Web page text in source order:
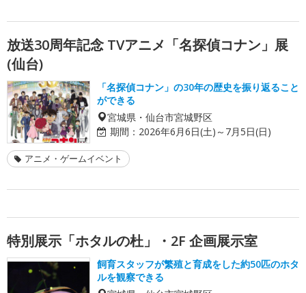
放送30周年記念 TVアニメ「名探偵コナン」展
(仙台)
「名探偵コナン」の30年の歴史を振り返ること
ができる
宮城県・仙台市宮城野区
期間： 2026年6月6日(土)～7月5日(日)
アニメ・ゲームイベント
特別展示「ホタルの杜」・2F 企画展示室
飼育スタッフが繁殖と育成をした約50匹のホタ
ルを観察できる